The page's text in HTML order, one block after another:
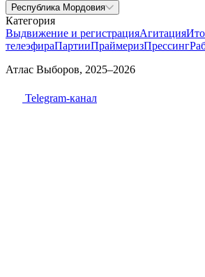
Республика Мордовия
Категория
Выдвижение и регистрацияАгитация
телеэфираПартииПраймеризПрессинг
Атлас Выборов, 2025–2026
Telegram-канал